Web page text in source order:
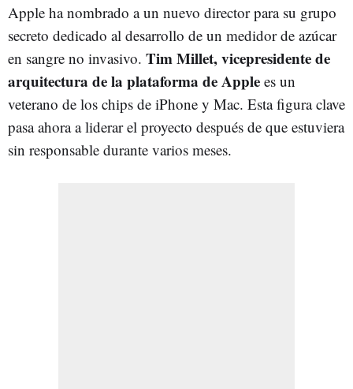
Apple ha nombrado a un nuevo director para su grupo
secreto dedicado al desarrollo de un medidor de azúcar
en sangre no invasivo. Tim Millet, vicepresidente de
arquitectura de la plataforma de Apple es un
veterano de los chips de iPhone y Mac. Esta figura clave
pasa ahora a liderar el proyecto después de que estuviera
sin responsable durante varios meses.